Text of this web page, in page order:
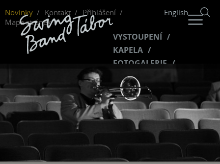
Novinky Kontakt
Přihlášení
Mapa stránek
English
VYSTOUPENÍ
KAPELA
FOTOGALERIE
HUDBA
FANKLUB